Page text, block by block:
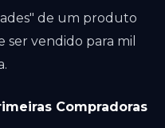
de um produto
vendido para mil
Compradoras